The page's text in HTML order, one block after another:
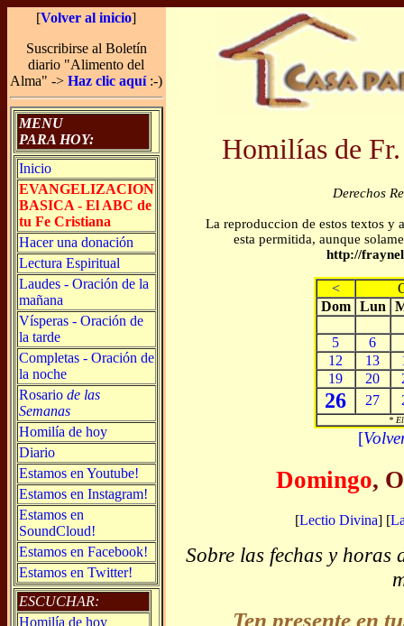
[Volver al inicio]
Suscribirse al Boletín
diario "Alimento del
Alma" ->Haz clic aquí:-)
MENU
PARA HOY:
Inicio
EVANGELIZACION
BASICA - El ABC de
tu Fe Cristiana
Hacer una donación
Lectura Espiritual
Laudes - Oración de la
mañana
Vísperas - Oración de
la tarde
Completas - Oración de
la noche
Rosario de las
Semanas
Homilía de hoy
Diario
Estamos en Youtube!
Estamos en Instagram!
Estamos en
SoundCloud!
Estamos en Facebook!
Estamos en Twitter!
ESCUCHAR:
Homilía de hoy
Homilías de
Derechos
La reproduccion de estos textos y
esta permitida, aunque
http://
<
Dom Lun
5
6
12
13
19
20
26 27
*
[
Domingo,
[Lectio Divina] [
Sobre las fechas y horas
Ten presente en